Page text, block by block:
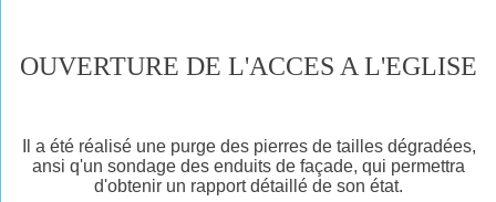
OUVERTURE DE L'ACCES A L'EGLISE
Il a été réalisé une purge des pierres de tailles dégradées,
ansi q'un sondage des enduits de façade, qui permettra
d'obtenir un rapport détaillé de son état.